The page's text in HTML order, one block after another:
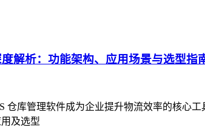
解析：功能架构、应用场景与选型指
仓库管理软件成为企业提升物流效率的核心
及选型